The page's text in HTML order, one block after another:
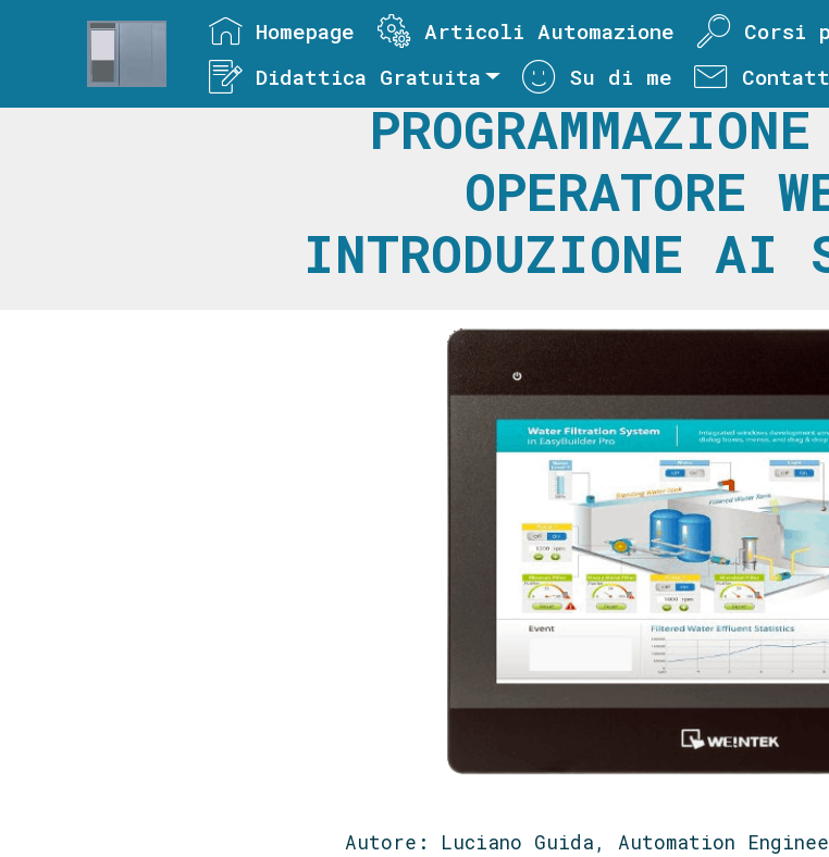
Homepage Articoli Automazione Corsi
Didattica Gratuita
Su di me
OPERATORE
INTRODUZIONE AI
Autore: Luciano Guida, Automation